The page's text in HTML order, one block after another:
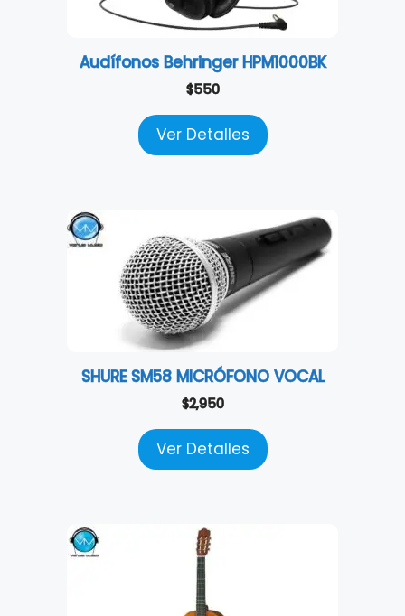
Audífonos Behringer HPM1000BK
$550
Ver Detalles
SHURE SM58 MICRÓFONO VOCAL
$2,950
Ver Detalles